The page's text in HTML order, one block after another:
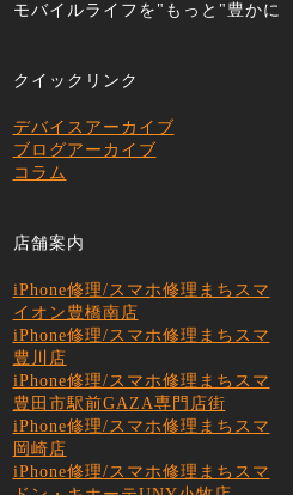
モバイルライフを"もっと"豊かに
クイックリンク
デバイスアーカイブ
ブログアーカイブ
コラム
店舗案内
iPhone修理/スマホ修理まちスマ
イオン豊橋南店
iPhone修理/スマホ修理まちスマ
豊川店
iPhone修理/スマホ修理まちスマ
豊田市駅前GAZA専門店街
iPhone修理/スマホ修理まちスマ
岡崎店
iPhone修理/スマホ修理まちスマ